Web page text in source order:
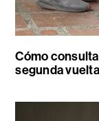
Cómo
segunda